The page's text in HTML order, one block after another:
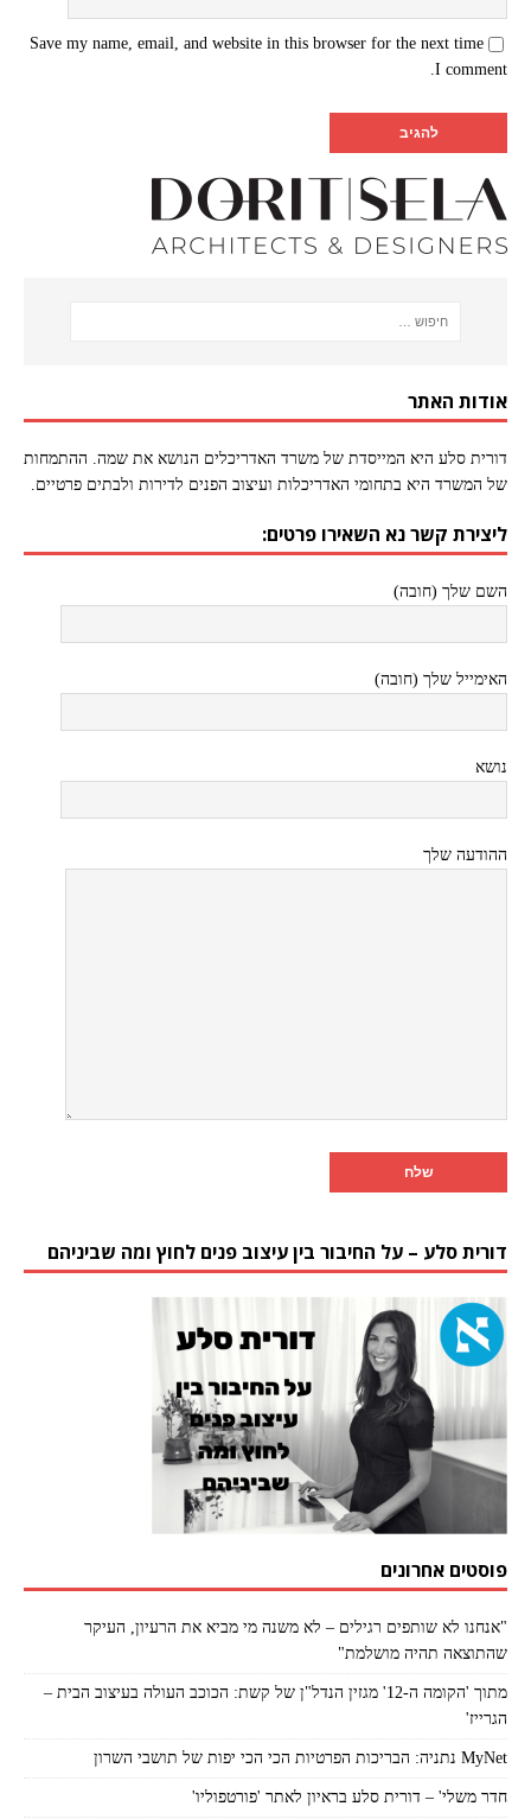
Save my name, email, and website in this browser for the next time
I comment.
אודות האתר
דורית סלע היא המייסדת של משרד האדריכלים הנושא את שמה. ההתמחות
של המשרד היא בתחומי האדריכלות ועיצוב הפנים לדירות ולבתים פרטיים.
ליצירת קשר נא השאירו פרטים:
השם שלך (חובה)
האימייל שלך (חובה)
נושא
ההודעה שלך
דורית סלע – על החיבור בין עיצוב פנים לחוץ ומה שביניהם
פוסטים אחרונים
"אנחנו לא שותפים רגילים – לא משנה מי מביא את הרעיון, העיקר
שהתוצאה תהיה מושלמת"
מתוך 'הקומה ה-12' מגזין הנדל"ן של קשת: הכוכב העולה בעיצוב הבית –
הגרייז'
MyNet נתניה: הבריכות הפרטיות הכי הכי יפות של תושבי השרון
חדר משלי' – דורית סלע בראיון לאתר 'פורטפוליו'